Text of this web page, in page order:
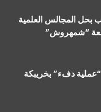
بحل المجالس العلمية
“شمهروش”